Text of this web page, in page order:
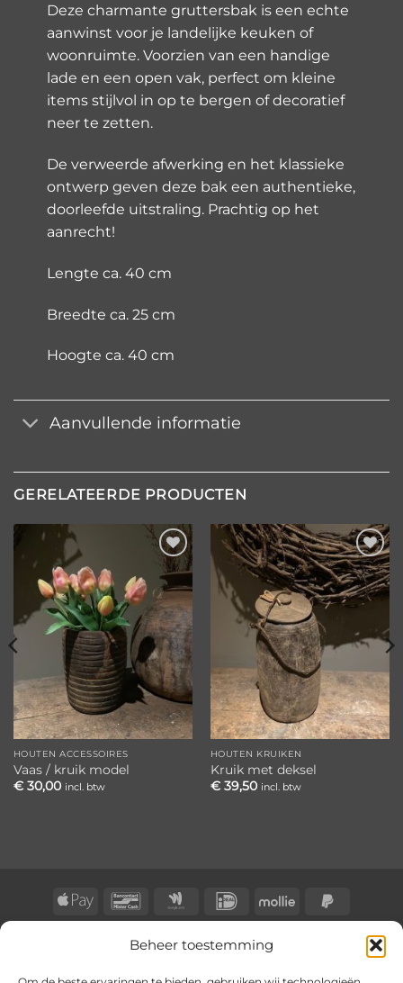
Beheer toestemming
Deze charmante gruttersbak is een echte
aanwinst voor je landelijke keuken of
woonruimte. Voorzien van een handige
lade en een open vak, perfect om kleine
items stijlvol in op te bergen of decoratief
neer te zetten.
De verweerde afwerking en het klassieke
ontwerp geven deze bak een authentieke,
doorleefde uitstraling. Prachtig op het
aanrecht!
Lengte ca. 40 cm
Breedte ca. 25 cm
Hoogte ca. 40 cm
Aanvullende informatie
GERELATEERDE PRODUCTEN
Toevoegen
aan
verlanglijst
HOUTEN ACCESSOIRES
Vaas / kruik model
€30,00 incl. btw
Toevoegen
aan
verlanglijst
HOUTEN KRUIKEN
Kruik met deksel
€39,50 incl. btw
Apple
Pay
BancontactGoogle
Wallet
IDeal Mollie
2
CONTACT KLACHTENREGELING